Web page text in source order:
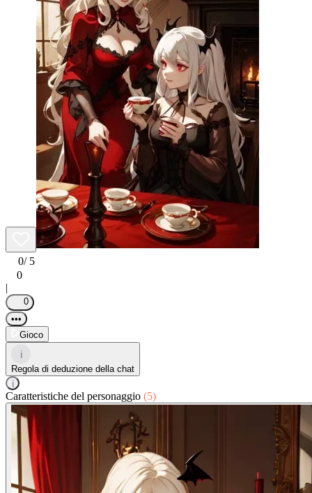
0/ 5
0
|
0
•••
Gioco
i
Regola di deduzione della chat
i
Caratteristiche del personaggio (5)